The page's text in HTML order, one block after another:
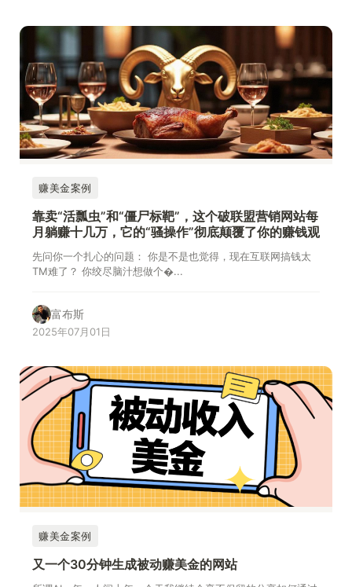
赚美金案例
靠卖“活瓢虫”和“僵尸标靶”，这个破联盟营销网站每
月躺赚十几万，它的“骚操作”彻底颠覆了你的赚钱观
先问你一个扎心的问题： 你是不是也觉得，现在互联网搞钱太
TM难了？ 你绞尽脑汁想做个�...
富布斯
2025年07月01日
赚美金案例
又一个30分钟生成被动赚美金的网站